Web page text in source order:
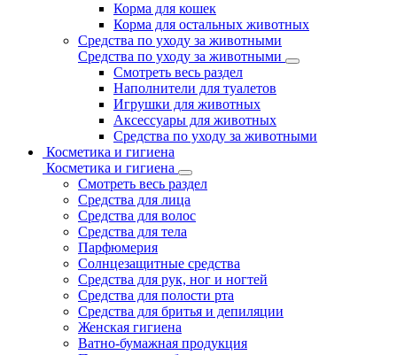
Корма для кошек
Корма для остальных животных
Средства по уходу за животными
Средства по уходу за животными
Смотреть весь раздел
Наполнители для туалетов
Игрушки для животных
Аксессуары для животных
Средства по уходу за животными
Косметика и гигиена
Косметика и гигиена
Смотреть весь раздел
Средства для лица
Средства для волос
Средства для тела
Парфюмерия
Солнцезащитные средства
Средства для рук, ног и ногтей
Средства для полости рта
Средства для бритья и депиляции
Женская гигиена
Ватно-бумажная продукция